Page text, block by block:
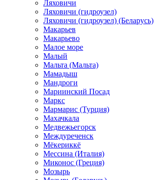
Ляховичи
Ляховичи (гидроузел)
Ляховичи (гидроузел) (Беларусь)
Макарьев
Макарьево
Малое море
Малый
Мальта (Мальта)
Мамадыш
Мандроги
Мариинский Посад
Маркс
Мармарис (Турция)
Махачкала
Медвежьегорск
Междуреченск
Мёкериккё
Мессина (Италия)
Миконос (Греция)
Мозырь